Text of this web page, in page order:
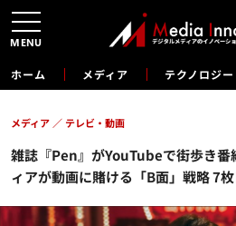
ホーム メディア テクノロジー
雑誌『Pen』がYouTubeで街歩き
ィアが動画に賭ける「B面」戦略 7
メディア テレビ・動画
MENU